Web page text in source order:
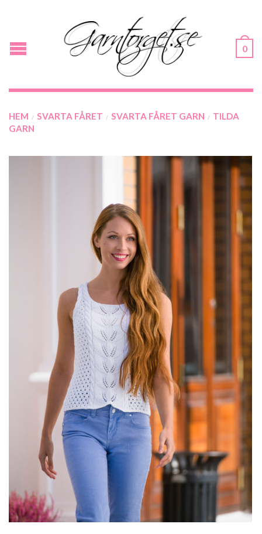
0
HEM / SVARTA FÅRET / SVARTA FÅRET GARN /
TILDA
GARN